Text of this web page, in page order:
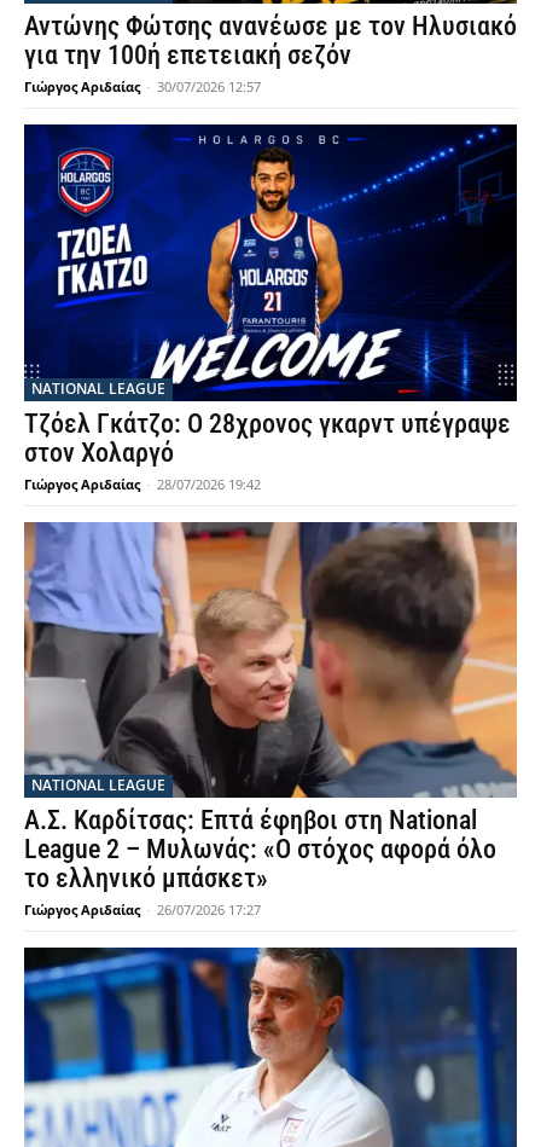
Αντώνης Φώτσης ανανέωσε με τον Ηλυσιακό
για την 100ή επετειακή σεζόν
Γιώργος Αριδαίας - 30/07/2026 12:57
NATIONAL LEAGUE
Τζόελ Γκάτζο: Ο 28χρονος γκαρντ υπέγραψε
στον Χολαργό
Γιώργος Αριδαίας - 28/07/2026 19:42
NATIONAL LEAGUE
Α.Σ. Καρδίτσας: Επτά έφηβοι στη National
League 2 – Μυλωνάς: «Ο στόχος αφορά όλο
το ελληνικό μπάσκετ»
Γιώργος Αριδαίας - 26/07/2026 17:27